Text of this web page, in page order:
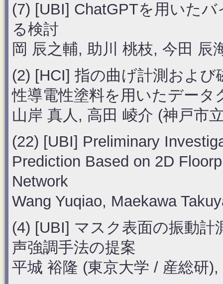
(7) [UBI] ChatGPTを用いた
る検討
岡 辰之輔, 助川 桃枝, 今田 辰
(2) [HCI] 指の曲げ計測およ
性導電性塗料を用いたデータ
山岸 真人, 高田 崚介 (神戸市
(22) [UBI] Preliminary
Prediction Based on 2D
Network
Wang Yuqiao, Maekawa
(4) [UBI] マスク表面の振動
声強調手法の提案
平城 裕隆 (東京大学 / 産総研